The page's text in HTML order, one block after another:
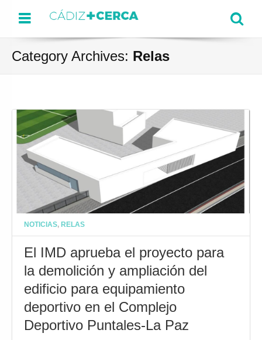
Menu
Category Archives: Relas
NOTICIAS, RELAS
El IMD aprueba el proyecto para
la demolición y ampliación del
edificio para equipamiento
deportivo en el Complejo
Deportivo Puntales-La Paz